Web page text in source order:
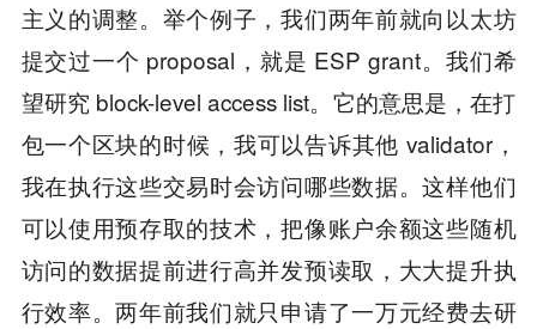
主义的调整。举个例子，我们两年前就向以太坊
提交过一个 proposal，就是 ESP grant。我们希
望研究 block-level access list。它的意思是，在打
包一个区块的时候，我可以告诉其他 validator，
我在执行这些交易时会访问哪些数据。这样他们
可以使用预存取的技术，把像账户余额这些随机
访问的数据提前进行高并发预读取，大大提升执
行效率。两年前我们就只申请了一万元经费去研